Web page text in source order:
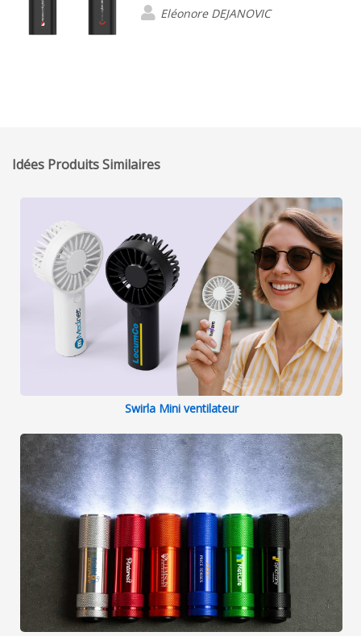
Eléonore DEJANOVIC
Idées Produits Similaires
Swirla Mini ventilateur